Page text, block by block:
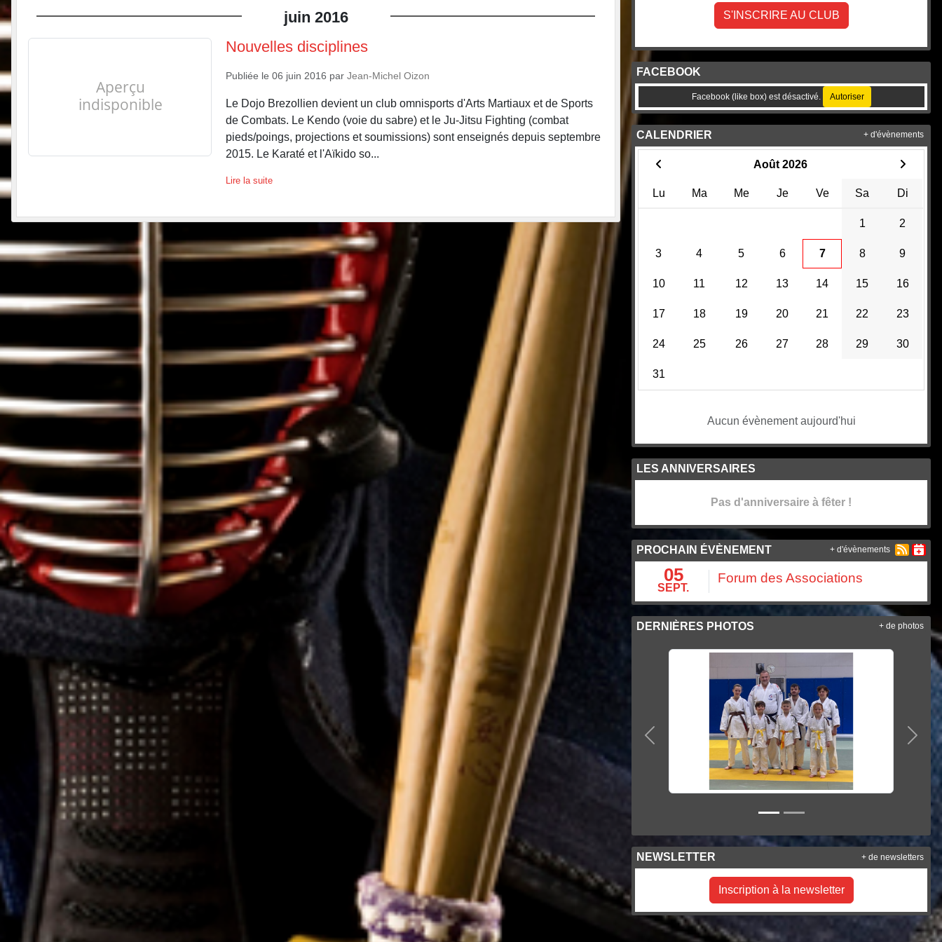
juin 2016
Nouvelles disciplines
Publiée le 06 juin 2016 par Jean-Michel Oizon
Le Dojo Brezollien devient un club omnisports d'Arts Martiaux et de Sports
de Combats. Le Kendo (voie du sabre) et le Ju-Jitsu Fighting (combat
pieds/poings, projections et soumissions) sont enseignés depuis septembre
2015. Le Karaté et l'Aïkido so...
Lire la suite
S'INSCRIRE AU CLUB
FACEBOOK
Facebook (like box) est désactivé. Autoriser
CALENDRIER
Août 2026
Lu Ma Me Je Ve Sa Di
1 2
3 4 5 6 7 8 9
10 11 12 13 14 15 16
17 18 19 20 21 22 23
24 25 26 27 28 29 30
31
Aucun évènement aujourd'hui
+ d'évènements
LES ANNIVERSAIRES
Pas d'anniversaire à fêter !
PROCHAIN ÉVÈNEMENT
05
SEPT.
Forum des Associations
+ d'évènements
DERNIÈRES PHOTOS
Précedent
+ de photos
NEWSLETTER
Inscription à la newsletter
+ de newsletters